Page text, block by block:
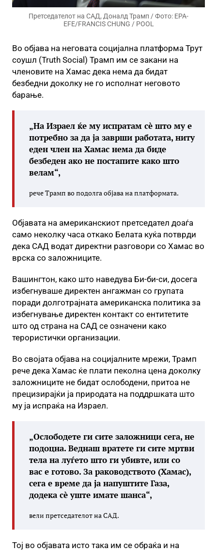
Претседателот на САД, Доналд Трамп / Фото: EPA-
EFE/FRANCIS CHUNG / POOL
Во објава на неговата социјална платформа Трут
соушл (Truth Social) Трамп им се закани на
членовите на Хамас дека нема да бидат
безбедни доколку не го исполнат неговото
барање.
„На Израел ќе му испратам сè што му е
потребно за да ја заврши работата, ниту
еден член на Хамас нема да биде
безбеден ако не постапите како што
велам“,
рече Трамп во подолга објава на платформата.
Објавата на американскиот претседател доаѓа
само неколку часа откако Белата куќа потврди
дека САД водат директни разговори со Хамас во
врска со заложниците.
Вашингтон, како што наведува Би-би-си, досега
избегнуваше директен ангажман со групата
поради долготрајната американска политика за
избегнување директен контакт со ентитетите
што од страна на САД се означени како
терористички организации.
Во својата објава на социјалните мрежи, Трамп
рече дека Хамас ќе плати пеколна цена доколку
заложниците не бидат ослободени, притоа не
прецизирајќи ја природата на поддршката што
му ја испраќа на Израел.
„Ослободете ги сите заложници сега, не
подоцна. Веднаш вратете ги сите мртви
тела на луѓето што ги убивте, или со
вас е готово. За раководството (Хамас),
сега е време да ја напуштите Газа,
додека сè уште имате шанса“,
вели претседателот на САД.
Тој во објавата исто така им се обраќа и на